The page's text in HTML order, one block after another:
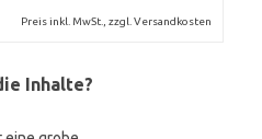
Preis inkl. MwSt., zzgl. Versandkosten
Inhalte?